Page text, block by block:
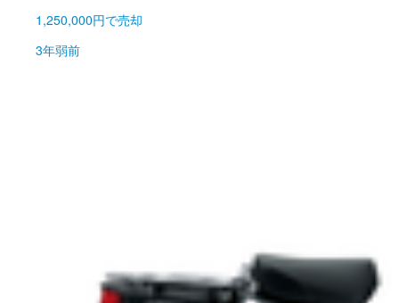
1,250,000円で売却
3年弱前